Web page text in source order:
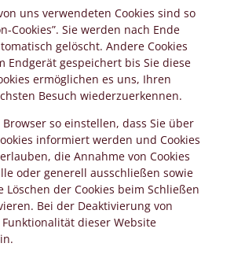
uns verwendeten Cookies sind so
Cookies”. Sie werden nach Ende
gelöscht. Andere Cookies
Endgerät gespeichert bis Sie diese
ermöglichen es uns, Ihren
Besuch wiederzuerkennen.
so einstellen, dass Sie über
informiert werden und Cookies
die Annahme von Cookies
oder generell ausschließen sowie
Löschen der Cookies beim Schließen
Bei der Deaktivierung von
dieser Website